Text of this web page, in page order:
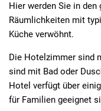
Hier werden Sie in
Räumlichkeiten mit
Küche verwöhnt.
Die Hotelzimmer sind
sind mit Bad oder
Hotel verfügt über
für Familien geeignet